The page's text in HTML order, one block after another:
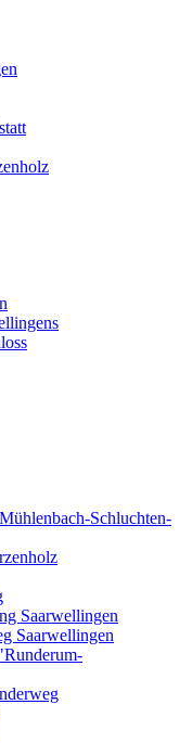
Schluchten-
Saarwellingen
Saarwellingen